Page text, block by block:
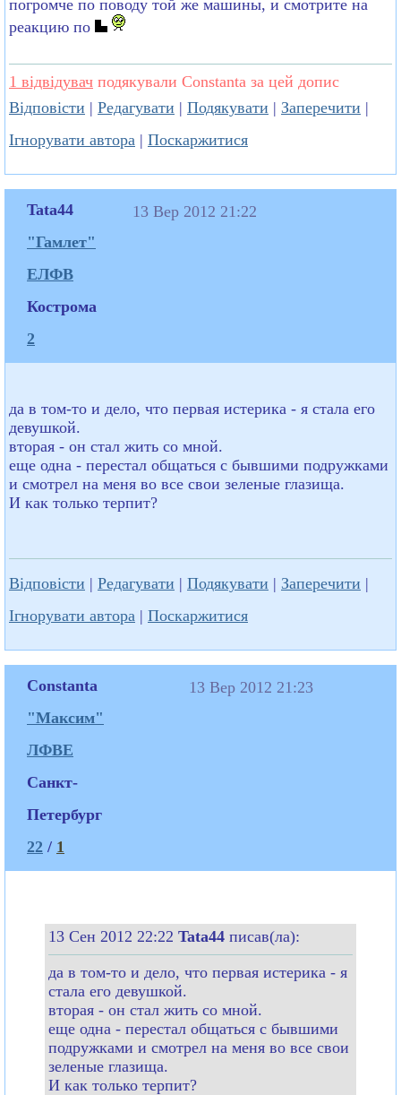
погромче по поводу той же машины, и смотрите на
реакцию по
1 відвідувач подякували Constanta за цей допис
Відповісти | Редагувати | Подякувати | Заперечити |
Ігнорувати автора | Поскаржитися
Tata44
"Гамлет"
ЕЛФВ
Кострома
2
13 Вер 2012 21:22
да в том-то и дело, что первая истерика - я стала его
девушкой.
вторая - он стал жить со мной.
еще одна - перестал общаться с бывшими подружками
и смотрел на меня во все свои зеленые глазища.
И как только терпит?
Відповісти | Редагувати | Подякувати | Заперечити |
Ігнорувати автора | Поскаржитися
Constanta
"Максим"
ЛФВЕ
Санкт-
Петербург
22 / 1
13 Вер 2012 21:23
13 Сен 2012 22:22 Tata44 писав(ла):
да в том-то и дело, что первая истерика - я
стала его девушкой.
вторая - он стал жить со мной.
еще одна - перестал общаться с бывшими
подружками и смотрел на меня во все свои
зеленые глазища.
И как только терпит?